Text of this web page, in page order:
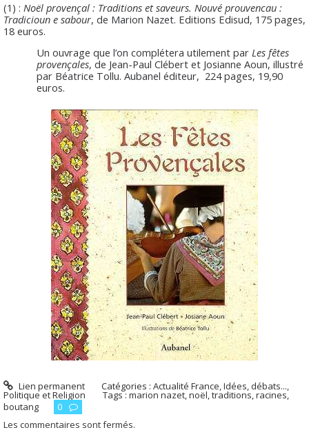
(1) : Noël provençal : Traditions et saveurs. Nouvé prouvencau :
Tradicioun e sabour, de Marion Nazet. Editions Edisud, 175 pages,
18 euros.
Un ouvrage que l’on complétera utilement par Les fêtes
provençales, de Jean-Paul Clébert et Josianne Aoun, illustré
par Béatrice Tollu. Aubanel éditeur, 224 pages, 19,90
euros.
Lien permanent Catégories :Actualité France,Idées, débats...,
Politique et Religion Tags : marion nazet,noël,traditions,racines,
boutang
0
Les commentaires sont fermés.